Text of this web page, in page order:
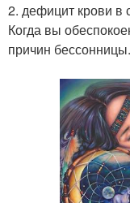
2. дефицит крови в
Когда вы
причин бессонницы.